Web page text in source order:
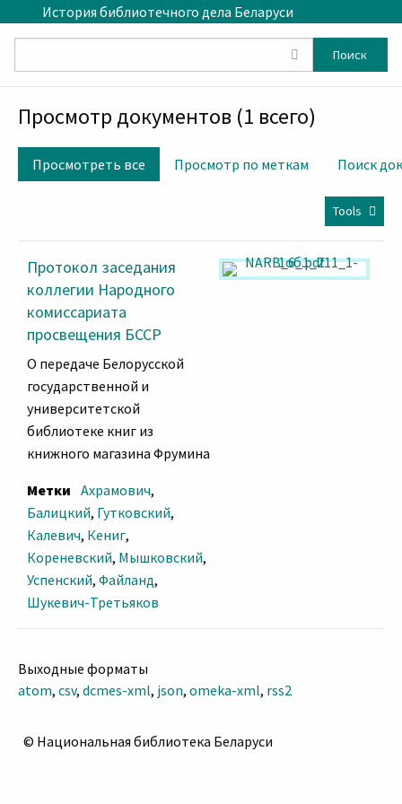
Skip to main content
История библиотечного дела Беларуси
Поиск
Просмотр документов (1 всего)
Просмотреть все Просмотр по меткам Поиск
Tools
Протокол заседания
коллегии Народного
комиссариата
просвещения БССР
О передаче Белорусской
государственной и
университетской
библиотеке книг из
книжного магазина Фрумина
Метки Ахрамович,
Балицкий, Гутковский,
Калевич, Кениг,
Кореневский, Мышковский,
Успенский, Файланд,
Шукевич-Третьяков
Выходные форматы
atom, csv, dcmes-xml, json, omeka-xml, rss2
© Национальная библиотека Беларуси